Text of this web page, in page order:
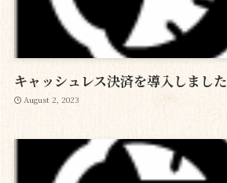
キャッシュレス決済を導入しました
August 2, 2023